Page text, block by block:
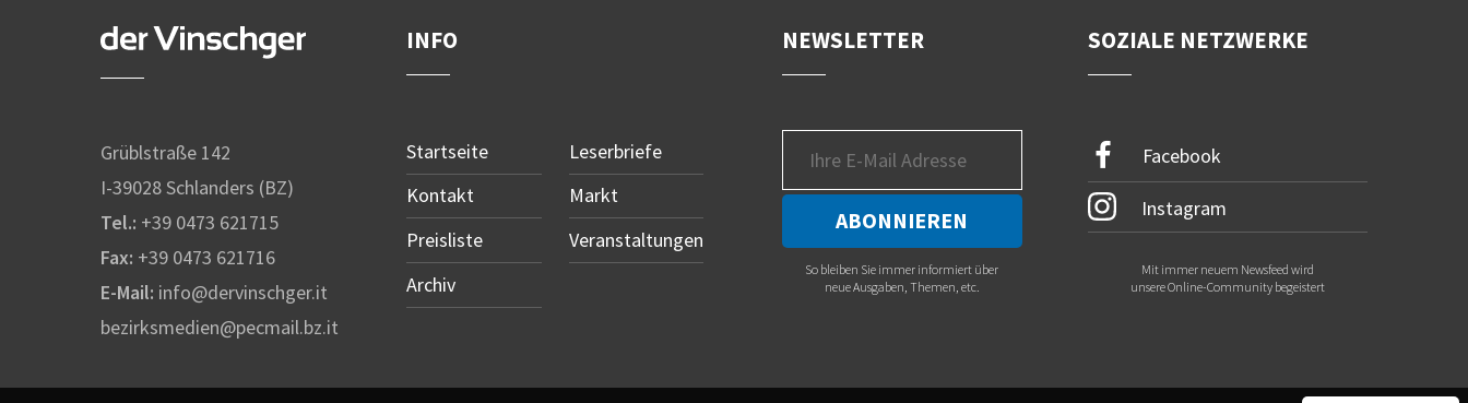
Grüblstraße 142
I-39028 Schlanders (BZ)
Tel.: +39 0473 621715
Fax: +39 0473 621716
E-Mail: info@dervinschger.it
bezirksmedien@pecmail.bz.it
INFO
Startseite
Kontakt
Preisliste
Archiv
Leserbriefe
Markt
Veranstaltungen
NEWSLETTER
So bleiben Sie immer informiert über
neue Ausgaben, Themen, etc.
SOZIALE NETZWERKE
Facebook
Instagram
Mit immer neuem Newsfeed wird
unsere Online-Community begeistert